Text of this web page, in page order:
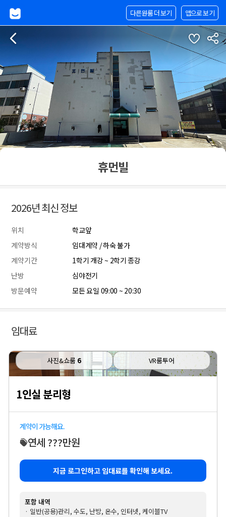
앱으로 보기
다른원룸 더 보기
휴먼빌
2026년 최신 정보
위치
학교앞
계약방식
임대계약 / 하숙 불가
계약기간
1학기 개강 ~ 2학기 종강
난방
심야전기
방문예약
모든 요일 09:00 ~ 20:30
임대료
사진&쇼룸 6 VR룸투어
1인실 분리형
계약이 가능해요.
연세 ???만원
지금 로그인하고 임대료를 확인해 보세요.
포함 내역
· 일반(공용)관리, 수도, 난방, 온수, 인터넷, 케이블TV